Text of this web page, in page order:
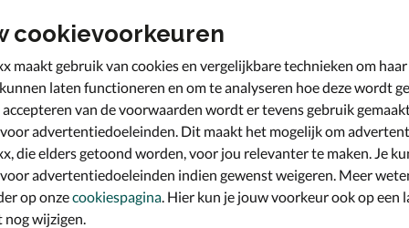
cookievoorkeuren
maakt gebruik van cookies en vergelijkbare technieken om
laten functioneren en om te analyseren hoe deze wordt
van de voorwaarden wordt er tevens gebruik
advertentiedoeleinden. Dit maakt het mogelijk om
die elders getoond worden, voor jou relevanter te maken. Je
advertentiedoeleinden indien gewenst weigeren. Meer
op onzecookiespagina . Hier kun je jouw voorkeur ook op een
wijzigen.